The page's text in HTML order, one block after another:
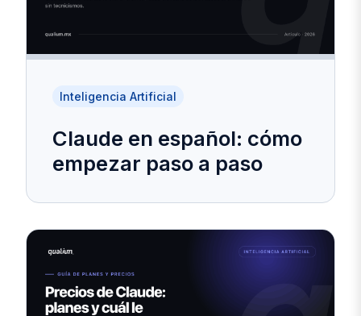
Inteligencia Artificial
Claude en español: cómo
empezar paso a paso